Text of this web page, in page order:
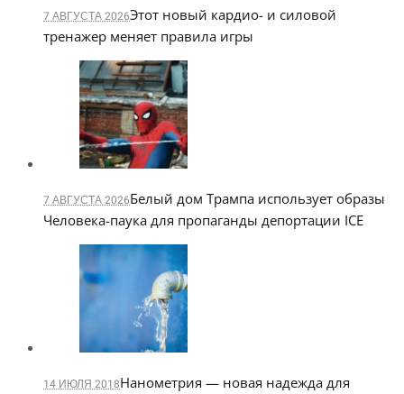
7 АВГУСТА 2026Этот новый кардио- и силовой
тренажер меняет правила игры
7 АВГУСТА 2026Белый дом Трампа использует образы
Человека-паука для пропаганды депортации ICE
14 ИЮЛЯ 2018Нанометрия — новая надежда для